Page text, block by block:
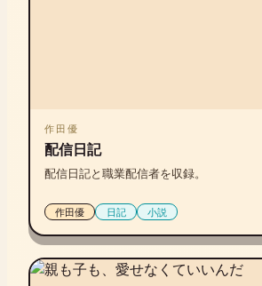
作田優
配信日記
配信日記と職業配信者を収録。
作田優 日記 小説